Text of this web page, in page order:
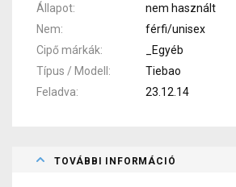
Állapot
nem használt
Nem
férfi/unisex
Cipő márkák
_Egyéb
Típus / Modell
Tiebao
Feladva
23.12.14
TOVÁBBI INFORMÁCIÓ